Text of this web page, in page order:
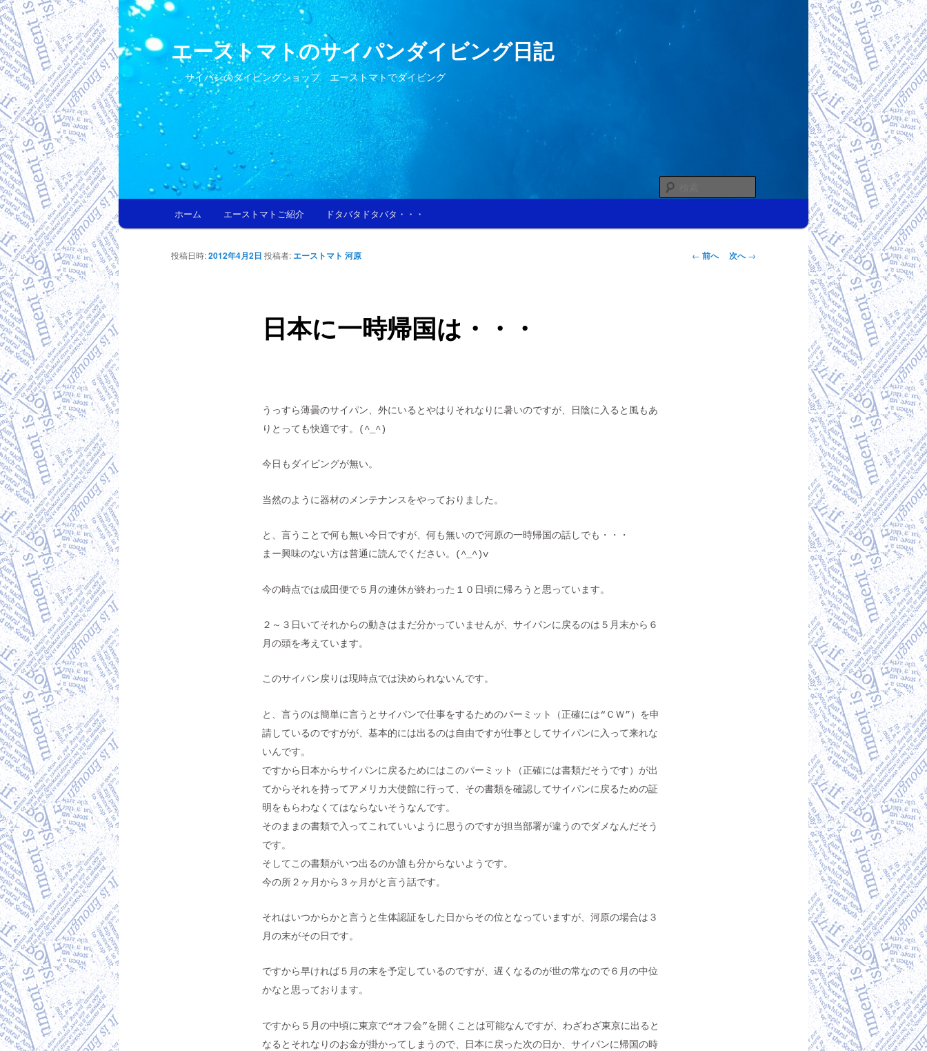
エーストマトのサイパンダイビング日記
サイパンのダイビングショップ エーストマトでダイビング
検
メインコンテンツへ移動
サブコンテンツへ移動
ホーム エーストマトご紹介 ドタバタドタバタ・・・
投稿ナビゲー
← 前へ 次へ→
日本に一時帰国は・・・
投稿日時:2012年4月2日 投稿者: エーストマト 河原
うっすら薄曇のサイパン、外にいるとやはりそれなりに暑いのですが、日陰に入ると風もあ
りとっても快適です。(^_^)
今日もダイビングが無い。
当然のように器材のメンテナンスをやっておりました。
と、言うことで何も無い今日ですが、何も無いので河原の一時帰国の話しでも・・・
まー興味のない方は普通に読んでください。(^_^)v
今の時点では成田便で５月の連休が終わった１０日頃に帰ろうと思っています。
２～３日いてそれからの動きはまだ分かっていませんが、サイパンに戻るのは５月末から６
月の頭を考えています。
このサイパン戻りは現時点では決められないんです。
と、言うのは簡単に言うとサイパンで仕事をするためのパーミット（正確には“ＣＷ”）を申
請しているのですがが、基本的には出るのは自由ですが仕事としてサイパンに入って来れな
いんです。
ですから日本からサイパンに戻るためにはこのパーミット（正確には書類だそうです）が出
てからそれを持ってアメリカ大使館に行って、その書類を確認してサイパンに戻るための証
明をもらわなくてはならないそうなんです。
そのままの書類で入ってこれていいように思うのですが担当部署が違うのでダメなんだそう
です。
そしてこの書類がいつ出るのか誰も分からないようです。
今の所２ヶ月から３ヶ月がと言う話です。
それはいつからかと言うと生体認証をした日からその位となっていますが、河原の場合は３
月の末がその日です。
ですから早ければ５月の末を予定しているのですが、遅くなるのが世の常なので６月の中位
かなと思っております。
ですから５月の中頃に東京で“オフ会”を開くことは可能なんですが、わざわざ東京に出ると
なるとそれなりのお金が掛かってしまうので、日本に戻った次の日か、サイパンに帰国の時